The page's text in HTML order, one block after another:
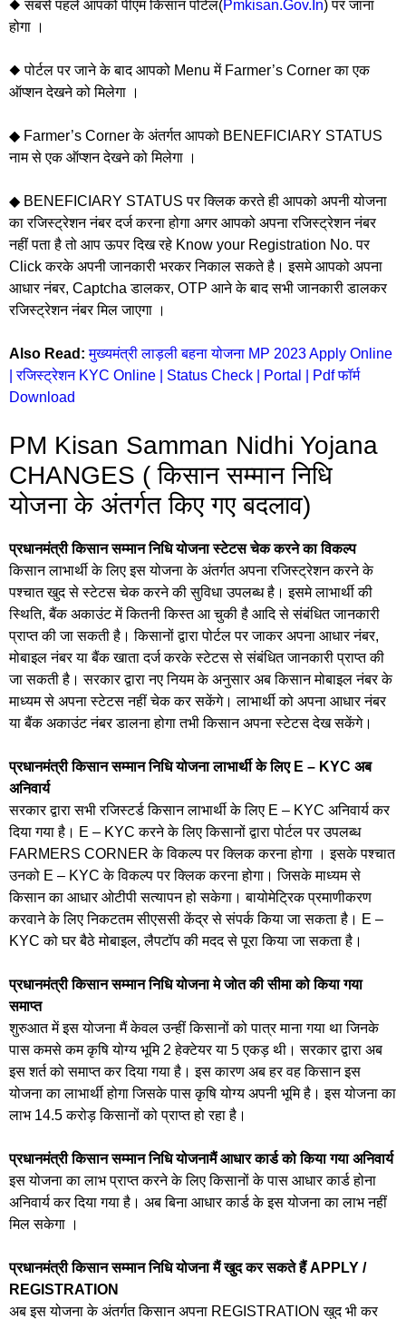
◆ सबसे पहले आपको पीएम किसान पोर्टल(Pmkisan.Gov.In) पर जाना
होगा ।
◆ पोर्टल पर जाने के बाद आपको Menu में Farmer’s Corner का एक
ऑप्शन देखने को मिलेगा ।
◆ Farmer’s Corner के अंतर्गत आपको BENEFICIARY STATUS
नाम से एक ऑप्शन देखने को मिलेगा ।
◆ BENEFICIARY STATUS पर क्लिक करते ही आपको अपनी योजना
का रजिस्ट्रेशन नंबर दर्ज करना होगा अगर आपको अपना रजिस्ट्रेशन नंबर
नहीं पता है तो आप ऊपर दिख रहे Know your Registration No. पर
Click करके अपनी जानकारी भरकर निकाल सकते है। इसमे आपको अपना
आधार नंबर, Captcha डालकर, OTP आने के बाद सभी जानकारी डालकर
रजिस्ट्रेशन नंबर मिल जाएगा ।
Also Read: मुख्यमंत्री लाड़ली बहना योजना MP 2023 Apply Online
| रजिस्ट्रेशन KYC Online | Status Check | Portal | Pdf फॉर्म
Download
PM Kisan Samman Nidhi Yojana
CHANGES ( किसान सम्मान निधि
योजना के अंतर्गत किए गए बदलाव)
प्रधानमंत्री किसान सम्मान निधि योजना स्टेटस चेक करने का विकल्प
किसान लाभार्थी के लिए इस योजना के अंतर्गत अपना रजिस्ट्रेशन करने के
पश्चात खुद से स्टेटस चेक करने की सुविधा उपलब्ध है। इसमे लाभार्थी की
स्थिति, बैंक अकाउंट में कितनी किस्त आ चुकी है आदि से संबंधित जानकारी
प्राप्त की जा सकती है। किसानों द्वारा पोर्टल पर जाकर अपना आधार नंबर,
मोबाइल नंबर या बैंक खाता दर्ज करके स्टेटस से संबंधित जानकारी प्राप्त की
जा सकती है। सरकार द्वारा नए नियम के अनुसार अब किसान मोबाइल नंबर के
माध्यम से अपना स्टेटस नहीं चेक कर सकेंगे। लाभार्थी को अपना आधार नंबर
या बैंक अकाउंट नंबर डालना होगा तभी किसान अपना स्टेटस देख सकेंगे।
प्रधानमंत्री किसान सम्मान निधि योजना लाभार्थी के लिए E – KYC अब
अनिवार्य
सरकार द्वारा सभी रजिस्टर्ड किसान लाभार्थी के लिए E – KYC अनिवार्य कर
दिया गया है। E – KYC करने के लिए किसानों द्वारा पोर्टल पर उपलब्ध
FARMERS CORNER के विकल्प पर क्लिक करना होगा । इसके पश्चात
उनको E – KYC के विकल्प पर क्लिक करना होगा। जिसके माध्यम से
किसान का आधार ओटीपी सत्यापन हो सकेगा। बायोमेट्रिक प्रमाणीकरण
करवाने के लिए निकटतम सीएससी केंद्र से संपर्क किया जा सकता है। E –
KYC को घर बैठे मोबाइल, लैपटॉप की मदद से पूरा किया जा सकता है।
प्रधानमंत्री किसान सम्मान निधि योजना मे जोत की सीमा को किया गया
समाप्त
शुरुआत में इस योजना मैं केवल उन्हीं किसानों को पात्र माना गया था जिनके
पास कमसे कम कृषि योग्य भूमि 2 हेक्टेयर या 5 एकड़ थी। सरकार द्वारा अब
इस शर्त को समाप्त कर दिया गया है। इस कारण अब हर वह किसान इस
योजना का लाभार्थी होगा जिसके पास कृषि योग्य अपनी भूमि है। इस योजना का
लाभ 14.5 करोड़ किसानों को प्राप्त हो रहा है।
प्रधानमंत्री किसान सम्मान निधि योजनामैं आधार कार्ड को किया गया अनिवार्य
इस योजना का लाभ प्राप्त करने के लिए किसानों के पास आधार कार्ड होना
अनिवार्य कर दिया गया है। अब बिना आधार कार्ड के इस योजना का लाभ नहीं
मिल सकेगा ।
प्रधानमंत्री किसान सम्मान निधि योजना मैं खुद कर सकते हैं APPLY /
REGISTRATION
अब इस योजना के अंतर्गत किसान अपना REGISTRATION खुद भी कर